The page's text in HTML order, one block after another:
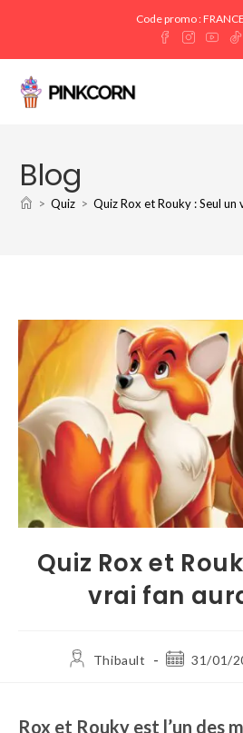
Code promo :
Blog
> Quiz > Quiz Rox et Rouky : Seul
Quiz Rox et
vrai fan
Thibault 31/01/
Rox et Rouky est l’un des